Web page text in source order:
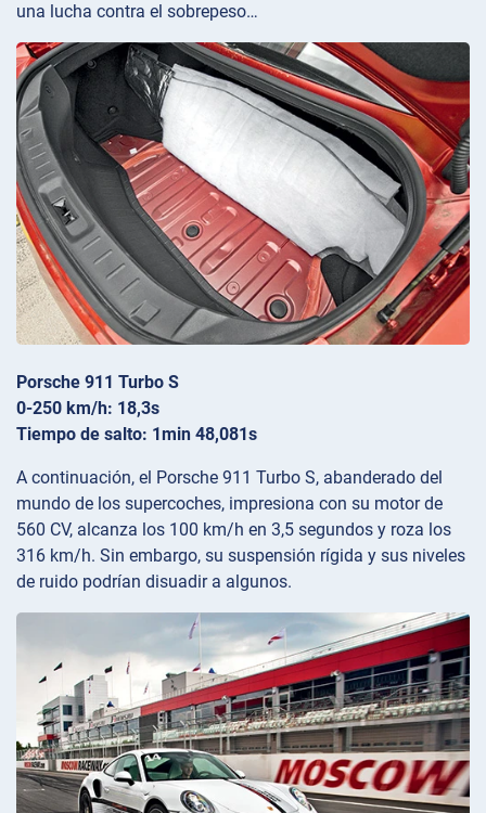
una lucha contra el sobrepeso…
Porsche 911 Turbo S
0-250 km/h: 18,3s
Tiempo de salto: 1min 48,081s
A continuación, el Porsche 911 Turbo S, abanderado del
mundo de los supercoches, impresiona con su motor de
560 CV, alcanza los 100 km/h en 3,5 segundos y roza los
316 km/h. Sin embargo, su suspensión rígida y sus niveles
de ruido podrían disuadir a algunos.